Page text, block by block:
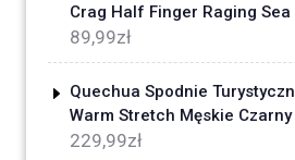
Crag Half Finger Raging Sea
89,99zł
Quechua Spodnie
Warm Stretch Męskie Czarny
229,99zł